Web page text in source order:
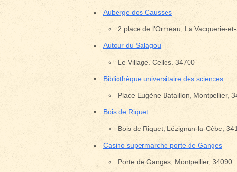
Pays
Auberge des Causses
2 place de l'Ormeau, La Vacquerie-
Autour du Salagou
Le Village, Celles, 34700
Bibliothèque universitaire des sciences
Place Eugène Bataillon, Montpellier,
Bois de Riquet
Bois de Riquet, Lézignan-la-Cèbe,
Casino supermarché porte de Ganges
Porte de Ganges, Montpellier, 34090